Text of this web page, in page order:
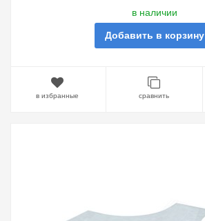
в наличии
Добавить в корзину
в избранные сравнить